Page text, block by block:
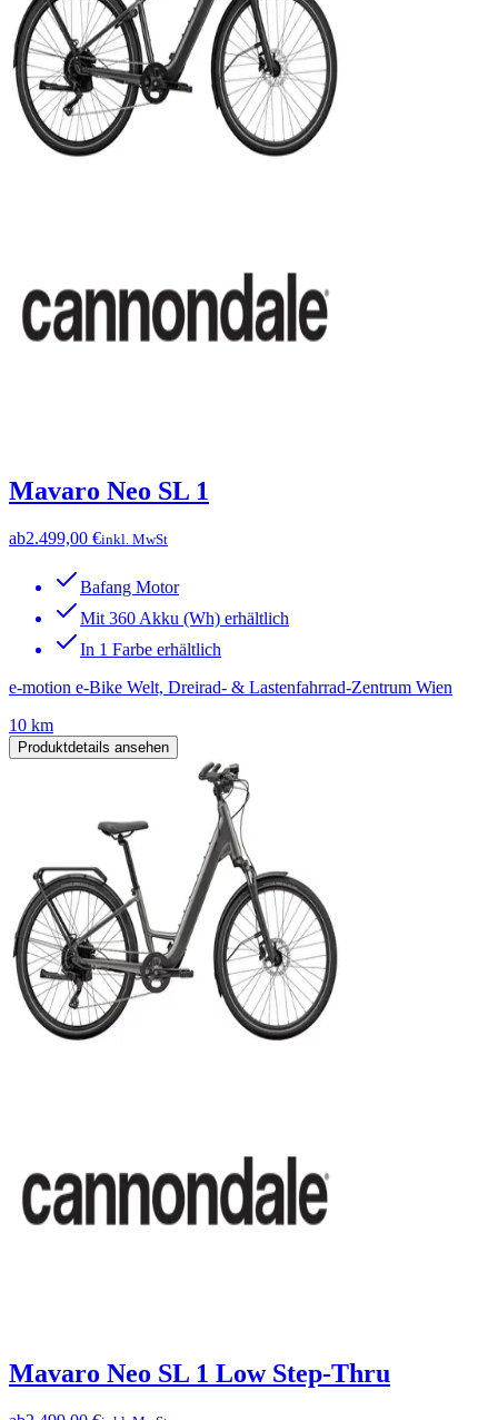
Mavaro Neo SL 1
ab2.499,00 €inkl. MwSt
Bafang Motor
Mit 360 Akku (Wh) erhältlich
In 1 Farbe erhältlich
e-motion e-Bike Welt, Dreirad- & Lastenfahrrad-Zentrum Wien
10 km
Produktdetails ansehen
Mavaro Neo SL 1 Low Step-Thru